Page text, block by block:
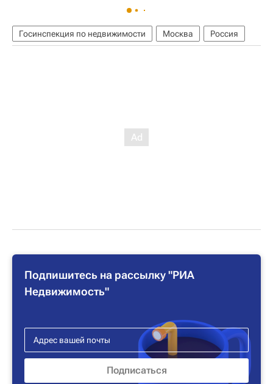
Госинспекция по недвижимости Москва Россия
Подпишитесь на рассылку "РИА
Недвижимость"